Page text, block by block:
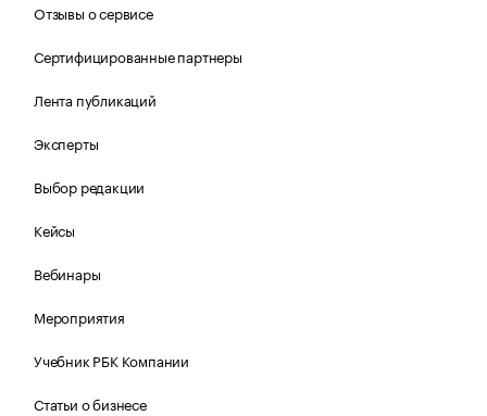
Отзывы о сервисе
Сертифицированные партнеры
Лента публикаций
Эксперты
Выбор редакции
Кейсы
Вебинары
Мероприятия
Учебник РБК Компании
Статьи о бизнесе